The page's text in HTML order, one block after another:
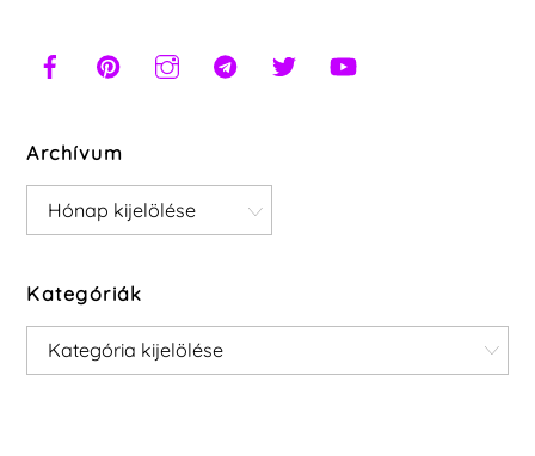
Archívum
Archívum
Kategóriák
Kategóriák